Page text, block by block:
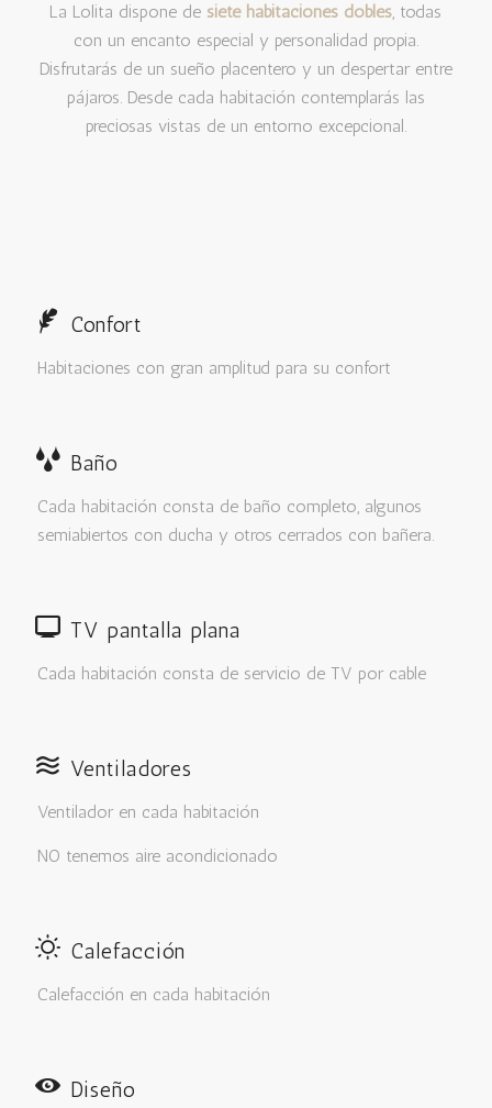
La Lolita dispone de siete habitaciones dobles , todas
con un encanto especial y personalidad propia.
Disfrutarás de un sueño placentero y un despertar entre
pájaros. Desde cada habitación contemplarás las
preciosas vistas de un entorno excepcional.
Confort
Habitaciones con gran amplitud para su confort
Baño
Cada habitación consta de baño completo, algunos
semiabiertos con ducha y otros cerrados con bañera.
TV pantalla plana
Cada habitación consta de servicio de TV por cable
Ventiladores
Ventilador en cada habitación
NO tenemos aire acondicionado
Calefacción
Calefacción en cada habitación
Diseño